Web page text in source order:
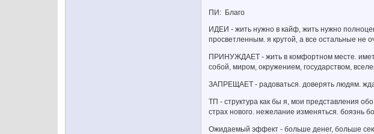
ПИ: Благо
ИДЕИ - жить нужно в кайф, жить нужно
просветленным. я крутой, а все остальные не
ПРИНУЖДАЕТ - жить в комфортном месте.
собой, миром, окружением, государством,
ЗАПРЕЩАЕТ - радоваться. доверять людям.
ТП - структура как бы я, мои представления
страх нового. нежелание изменяться. боязнь
Ожидаемый эффект - больше денег, больше